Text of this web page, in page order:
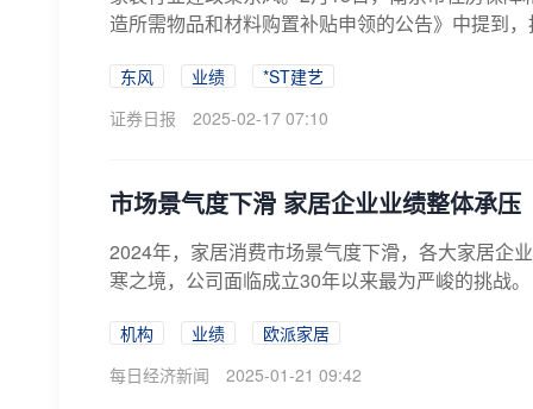
造所需物品和材料购置补贴申领的公告》中提到
东风 业绩
*ST建艺
证券日报
2025-02-17 07:10
市场景气度下滑 家居企业业绩整体承压
​2024年，家居消费市场景气度下滑，各大家居企
寒之境，公司面临成立30年以来最为严峻的挑战。
机构 业绩
欧派家居
每日经济新闻
2025-01-21 09:42